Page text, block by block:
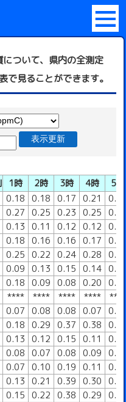
について、県内の全測定
で見ることができます。
表示更新
1時 2時 3時 4時
5時
0.18 0.18 0.17 0.21
0.27 0.25 0.23 0.25
0.13 0.11 0.12 0.12
0.18 0.16 0.16 0.17
0.25 0.22 0.24 0.28
0.09 0.13 0.15 0.14
0.18 0.09 0.08 0.20
**** **** **** ****
****
0.07 0.08 0.08 0.07
0.18 0.29 0.37 0.38
0.13 0.12 0.15 0.11
0.08 0.07 0.08 0.09
0.07 0.10 0.19 0.11
0.13 0.21 0.39 0.30
0.15 0.22 0.38 0.29